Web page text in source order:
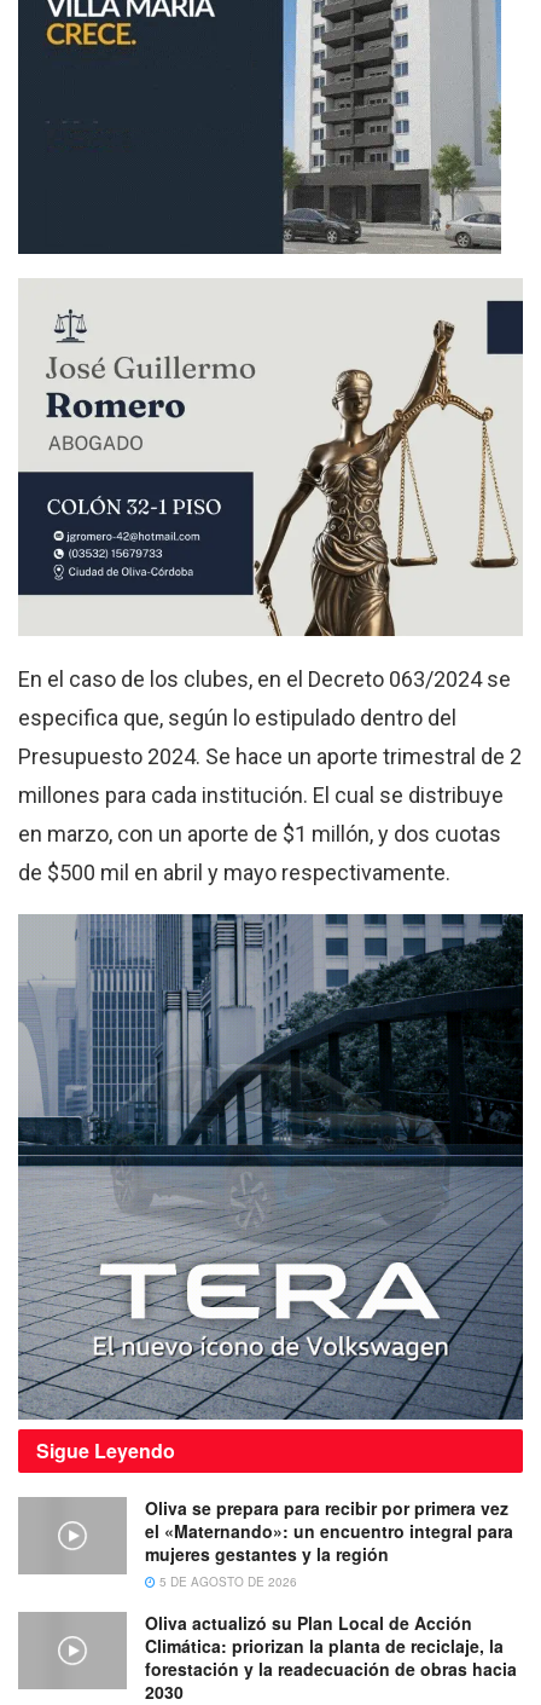
En el caso de los clubes, en el Decreto 063/2024 se
especifica que, según lo estipulado dentro del
Presupuesto 2024. Se hace un aporte trimestral de 2
millones para cada institución. El cual se distribuye
en marzo, con un aporte de $1 millón, y dos cuotas
de $500 mil en abril y mayo respectivamente.
Sigue Leyendo
Oliva se prepara para recibir por primera vez
el «Maternando»: un encuentro integral para
mujeres gestantes y la región
5 DE AGOSTO DE 2026
Oliva actualizó su Plan Local de Acción
Climática: priorizan la planta de reciclaje, la
forestación y la readecuación de obras hacia
2030